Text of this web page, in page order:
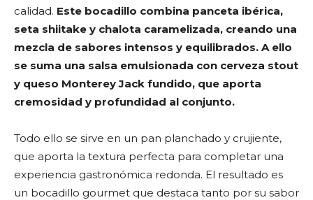
calidad. Este bocadillo combina panceta ibérica,
seta shiitake y chalota caramelizada, creando una
mezcla de sabores intensos y equilibrados. A ello
se suma una salsa emulsionada con cerveza stout
y queso Monterey Jack fundido, que aporta
cremosidad y profundidad al conjunto.
Todo ello se sirve en un pan planchado y crujiente,
que aporta la textura perfecta para completar una
experiencia gastronómica redonda. El resultado es
un bocadillo gourmet que destaca tanto por su sabor